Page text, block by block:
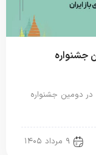
جشنواره
دومین جشنواره
۹ مرداد ۱۴۰۵